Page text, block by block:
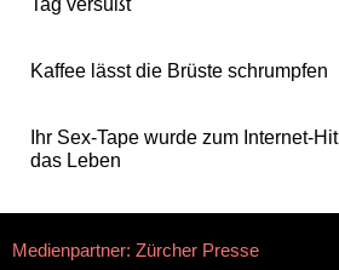
Tag versüßt
Kaffee lässt die Brüste schrumpfen
Ihr Sex-Tape wurde zum Internet-
das Leben
Medienpartner: Zürcher Presse